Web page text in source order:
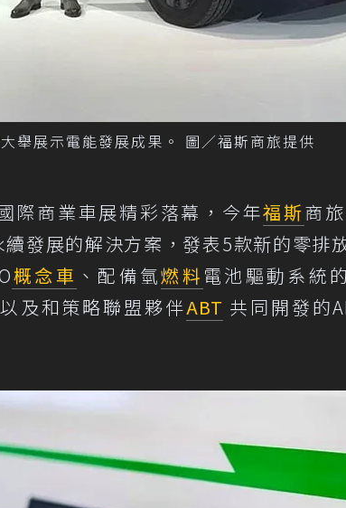
舉展示電能發展成果。 圖／福斯商旅提供
際商業車展精彩落幕，今年福斯商
發展的解決方案，發表5款新的零排
概念車 、配備氫燃料 電池驅動系統
及和策略聯盟夥伴ABT 共同開發的